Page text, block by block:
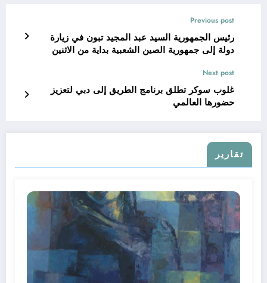
Previous post
رئيس الجمهورية السيد عبد المجيد تبون في زيارة
دولة إلى جمهورية الصين الشعبية بداية من الاثنين
Next post
غلوب سوكر تطلق برنامج الطريق إلى دبي لتعزيز
حضورها العالمي
تقارير